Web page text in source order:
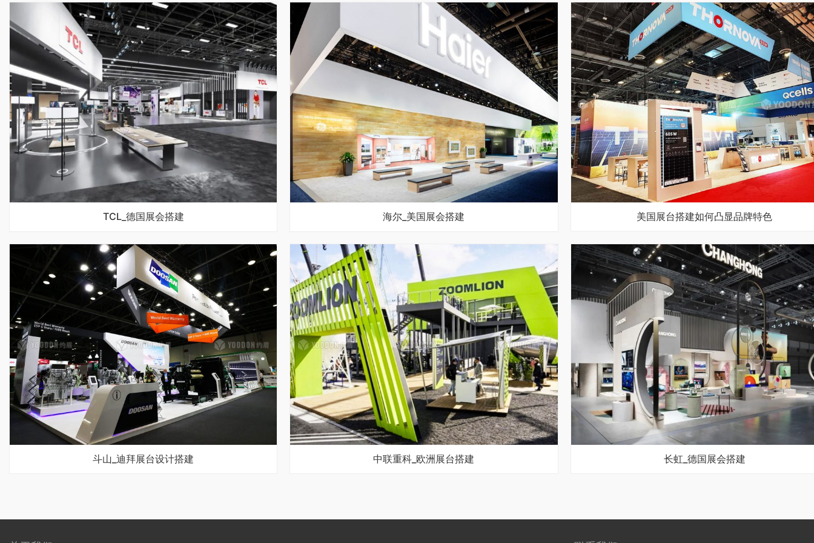
TCL_德国展会搭建 海尔_美国展会搭建 美国展台搭建如何凸显品牌特色
斗山_迪拜展台设计搭建 中联重科_欧洲展台搭建 长虹_德国展会搭建